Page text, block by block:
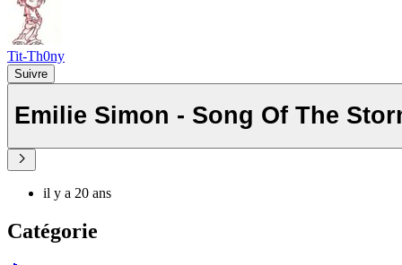
Tit-Th0ny
Suivre
Emilie Simon - Song Of The
il y a 20 ans
Catégorie